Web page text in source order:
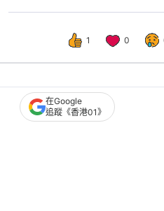
1 0
熱話 開罐
職場上5句話說了代
在Google
追蹤《香港01》